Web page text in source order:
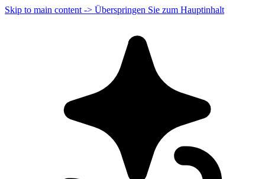
Skip to main content -> Überspringen Sie zum Hauptinhalt